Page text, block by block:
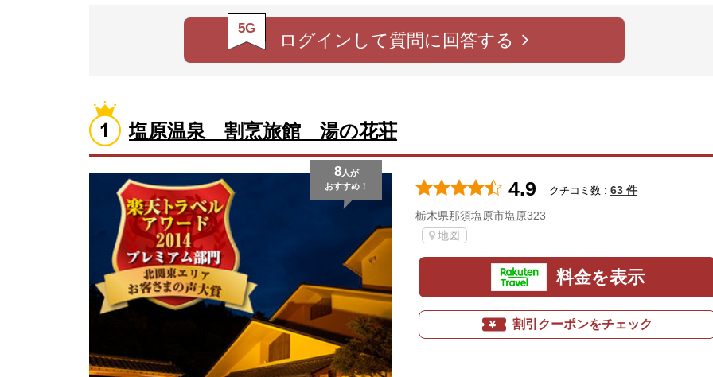
5G
ログインして質問に回答する
塩原温泉 割烹旅館 湯の花荘
8人が
おすすめ！
4.9 クチコミ数 : 63 件
栃木県那須塩原市塩原323
地図
料金を表示
割引クーポンをチェック